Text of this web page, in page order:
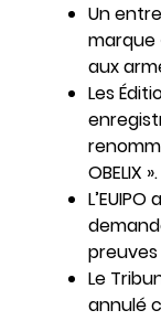
Un
marque
aux
Les
OBELIX ».
Le
annulé